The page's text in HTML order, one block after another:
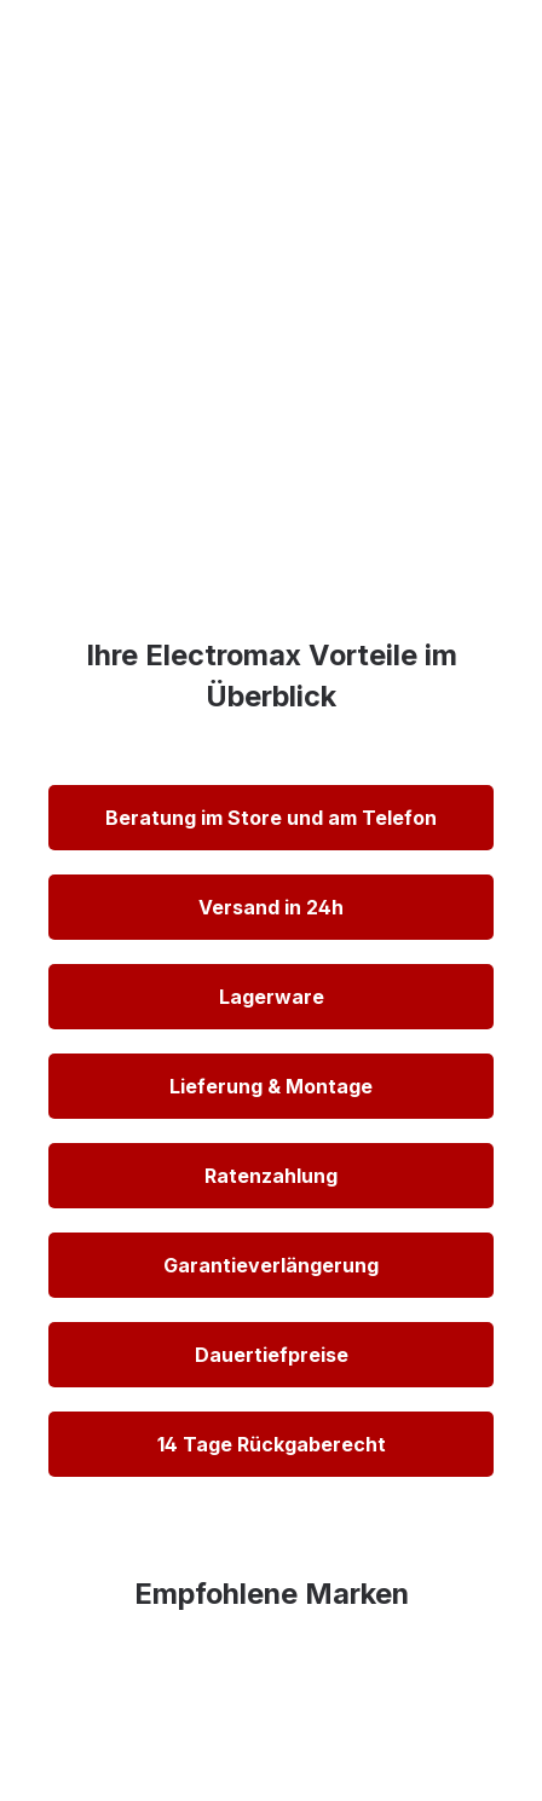
Ihre Electromax Vorteile im
Überblick
Beratung im Store und am Telefon
Versand in 24h
Lagerware
Lieferung & Montage
Ratenzahlung
Garantieverlängerung
Dauertiefpreise
14 Tage Rückgaberecht
Empfohlene Marken